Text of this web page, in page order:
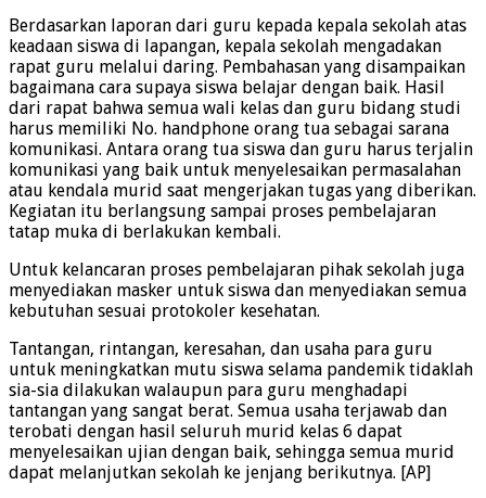
Berdasarkan laporan dari guru kepada kepala sekolah atas
keadaan siswa di lapangan, kepala sekolah mengadakan
rapat guru melalui daring. Pembahasan yang disampaikan
bagaimana cara supaya siswa belajar dengan baik. Hasil
dari rapat bahwa semua wali kelas dan guru bidang studi
harus memiliki No. handphone orang tua sebagai sarana
komunikasi. Antara orang tua siswa dan guru harus terjalin
komunikasi yang baik untuk menyelesaikan permasalahan
atau kendala murid saat mengerjakan tugas yang diberikan.
Kegiatan itu berlangsung sampai proses pembelajaran
tatap muka di berlakukan kembali.
Untuk kelancaran proses pembelajaran pihak sekolah juga
menyediakan masker untuk siswa dan menyediakan semua
kebutuhan sesuai protokoler kesehatan.
Tantangan, rintangan, keresahan, dan usaha para guru
untuk meningkatkan mutu siswa selama pandemik tidaklah
sia-sia dilakukan walaupun para guru menghadapi
tantangan yang sangat berat. Semua usaha terjawab dan
terobati dengan hasil seluruh murid kelas 6 dapat
menyelesaikan ujian dengan baik, sehingga semua murid
dapat melanjutkan sekolah ke jenjang berikutnya. [AP]